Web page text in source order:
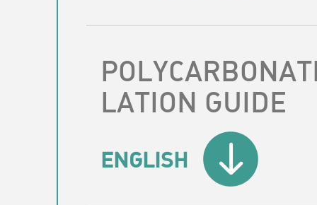
LATION GUIDE
ENGLISH